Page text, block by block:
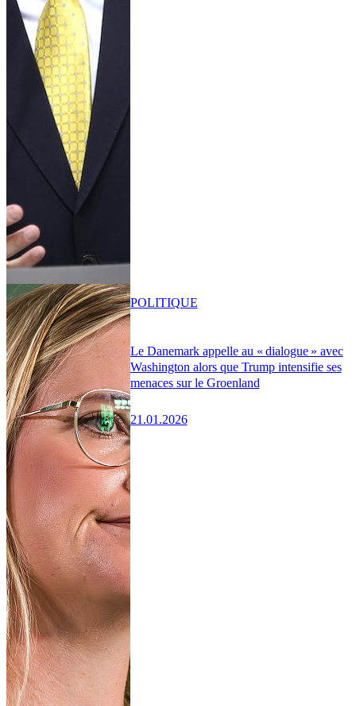
Le Danemark appelle au « dialogue » avec
Washington alors que Trump intensifie ses
menaces sur le Groenland
21.01.2026
POLITIQUE